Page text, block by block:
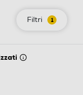
Filtri 1